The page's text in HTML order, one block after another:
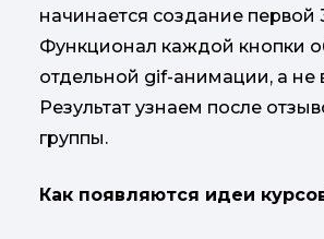
начинается создание первой
Функционал каждой кнопки
отдельной gif-анимации, а не
Результат узнаем после
группы.
Как появляются идеи